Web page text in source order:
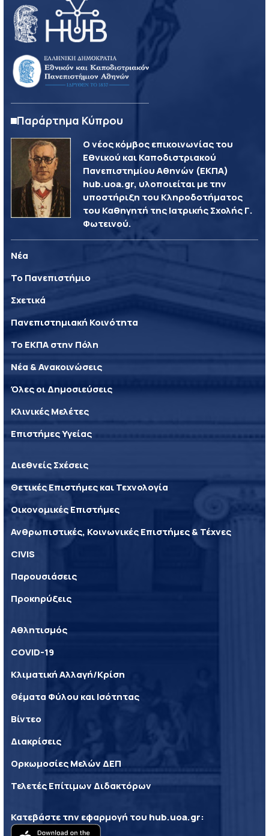
Παράρτημα Κύπρου
Ο νέος κόμβος επικοινωνίας του
Εθνικού και Καποδιστριακού
Πανεπιστημίου Αθηνών (ΕΚΠΑ)
hub.uoa.gr, υλοποιείται με την
υποστήριξη του Κληροδοτήματος
του Καθηγητή της Ιατρικής Σχολής Γ.
Φωτεινού.
Νέα
Το Πανεπιστήμιο
Σχετικά
Πανεπιστημιακή Κοινότητα
Το ΕΚΠΑ στην Πόλη
Νέα & Ανακοινώσεις
Όλες οι Δημοσιεύσεις
Κλινικές Μελέτες
Επιστήμες Υγείας
Διεθνείς Σχέσεις
Θετικές Επιστήμες και Τεχνολογία
Οικονομικές Επιστήμες
Ανθρωπιστικές, Κοινωνικές Επιστήμες & Τέχνες
CIVIS
Παρουσιάσεις
Προκηρύξεις
Αθλητισμός
COVID-19
Κλιματική Αλλαγή/Κρίση
Θέματα Φύλου και Ισότητας
Βίντεο
Διακρίσεις
Ορκωμοσίες Μελών ΔΕΠ
Τελετές Επίτιμων Διδακτόρων
Κατεβάστε την εφαρμογή του hub.uoa.gr: